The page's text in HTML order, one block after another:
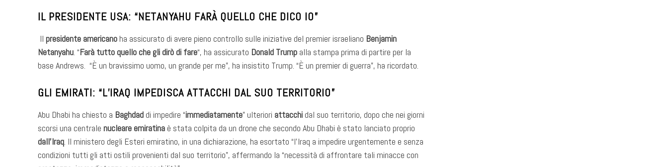
IL PRESIDENTE USA: “NETANYAHU FARÀ QUELLO CHE DICO IO”
Il presidente americanoha assicurato di avere pieno controllo sulle iniziative del premier israeliano Benjamin
Netanyahu. “Farà tutto quello che gli dirò di fare“, ha assicurato Donald Trump alla stampa prima di partire per la
base Andrews. “È un bravissimo uomo, un grande per me”, ha insistito Trump. “È un premier di guerra”, ha ricordato.
GLI EMIRATI: “L’IRAQ IMPEDISCA ATTACCHI DAL SUO TERRITORIO”
Abu Dhabi ha chiesto a Baghdaddi impedire “immediatamente” ulteriori attacchidal suo territorio, dopo che nei giorni
scorsi una centrale nucleare emiratinaè stata colpita da un drone che secondo Abu Dhabi è stato lanciato proprio
dall’Iraq. Il ministero degli Esteri emiratino, in una dichiarazione, ha esortato “l’Iraq a impedire urgentemente e senza
condizioni tutti gli atti ostili provenienti dal suo territorio”, affermando la “necessità di affrontare tali minacce con